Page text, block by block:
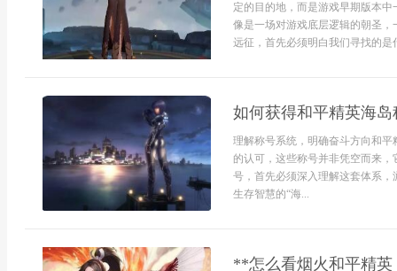
定的目的地，而是游戏早期版本
像是一场对游戏底层逻辑的朝圣
远征，首先必须明白我们寻找的
如何获得和平精英海
理解称号系统，明确奋斗方向和
的认可，这些称号并非凭空而来
号，首先必须深入理解这套体系
生存智慧的“海...
**怎么看烟火和平精